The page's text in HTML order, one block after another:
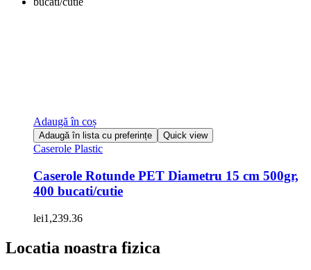
Adaugă în coș
Adaugă în lista cu preferințe Quick view
Caserole Plastic
Caserole Rotunde PET Diametru 15 cm 500gr,
400 bucati/cutie
lei1,239.36
Locatia noastra fizica